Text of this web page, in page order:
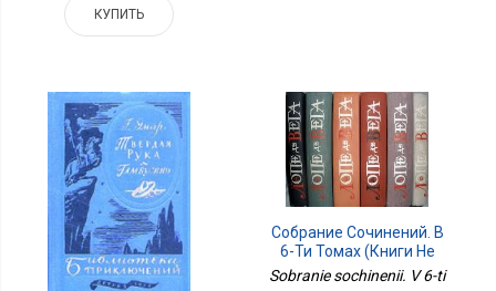
КУПИТЬ
Собрание Сочинений. В
6-Ти Томах (Книги Не
Новые, Но В Очень
Sobranie sochinenii. V 6-ti